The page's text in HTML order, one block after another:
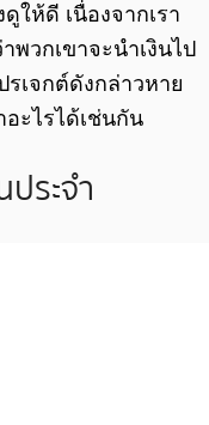
ให้ดี เนื่องจากเรา
พวกเขาจะนำเงินไป
เจกต์ดังกล่าวหาย
อะไรได้เช่นกัน
ระจำ